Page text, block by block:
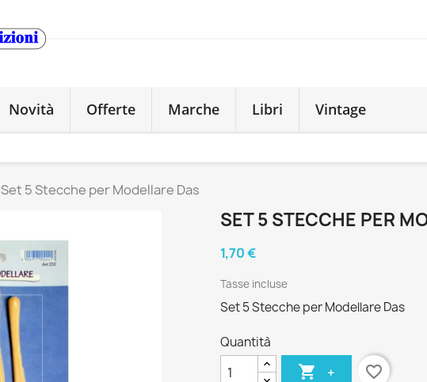
Novità Offerte Marche Libri Vintage
Set 5 Stecche per Modellare Das
SET 5 STECCHE PER
1,70 €
Tasse incluse
Set 5 Stecche per Modellare Das
Quantità
 + favorite_border